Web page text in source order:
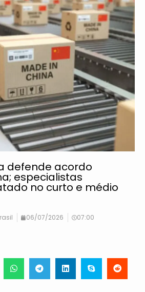
defende acordo
especialistas
no curto e médio
06/07/2026 07:00